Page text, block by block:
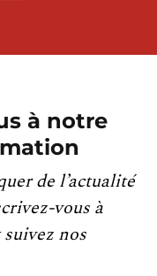
à notre
de l’actualité
vous à
nos